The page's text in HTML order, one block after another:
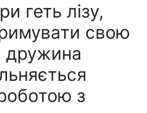
геть лізу,
свою
дружина
з